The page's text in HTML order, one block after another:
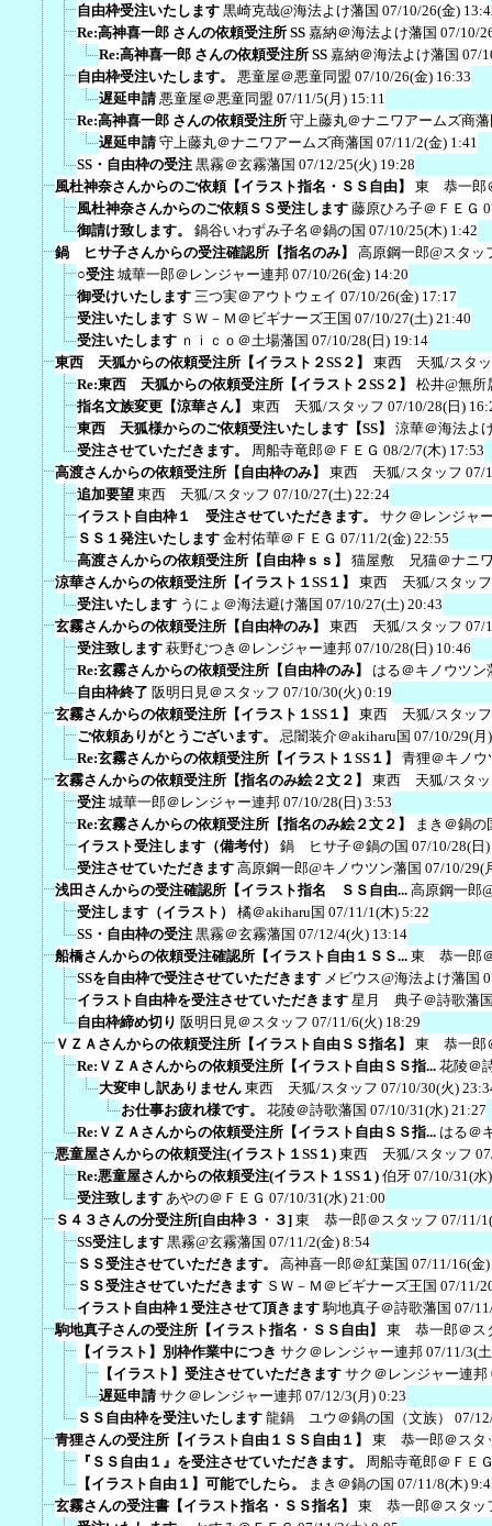
自由枠受注いたします 黒崎克哉@海法よけ藩国 07/10/26(金)
Re:高神喜一郎 さんの依頼受注所 SS 嘉納＠海法よけ藩国 07/10/
Re:高神喜一郎 さんの依頼受注所 SS 嘉納＠海法よけ藩国 07/
自由枠受注いたします。
悪童屋＠悪童同盟 07/10/26(金) 16:33
遅延申請 悪童屋＠悪童同盟 07/11/5(月) 15:11
Re:高神喜一郎 さんの依頼受注所 守上藤丸＠ナニワアームズ商
遅延申請 守上藤丸＠ナニワアームズ商藩国 07/11/2(金) 1:41
SS・自由枠の受注 黒霧＠玄霧藩国 07/12/25(火) 19:28
風杜神奈さんからのご依頼【イラスト指名・ＳＳ自由】
東 恭一郎
風杜神奈さんからのご依頼ＳＳ受注します 藤原ひろ子＠ＦＥＧ
御請け致します。
鍋谷いわずみ子名＠鍋の国 07/10/25(木) 1:42
鍋 ヒサ子さんからの受注確認所【指名のみ】
高原鋼一郎@スタッ
○受注 城華一郎＠レンジャー連邦 07/10/26(金) 14:20
御受けいたします 三つ実＠アウトウェイ 07/10/26(金) 17:17
受注いたします ＳＷ－Ｍ＠ビギナーズ王国 07/10/27(土) 21:40
受注いたします ｎｉｃｏ＠土場藩国 07/10/28(日) 19:14
東西 天狐からの依頼受注所【イラスト２SS２】
東西 天狐/スタ
Re:東西 天狐からの依頼受注所【イラスト２SS２】
松井@無所
指名文族変更【涼華さん】
東西 天狐/スタッフ 07/10/28(日)
東西 天狐様からのご依頼受注いたします【SS】
涼華＠海法よ
受注させていただきます。
周船寺竜郎＠ＦＥＧ 08/2/7(木) 17:53
高渡さんからの依頼受注所【自由枠のみ】
東西 天狐/スタッフ 07/
追加要望 東西 天狐/スタッフ 07/10/27(土) 22:24
イラスト自由枠１ 受注させていただきます。
サク＠レンジャ
ＳＳ１発注いたします 金村佑華＠ＦＥＧ 07/11/2(金) 22:55
高渡さんからの依頼受注所【自由枠ｓｓ】
猫屋敷 兄猫＠ナニ
涼華さんからの依頼受注所【イラスト１SS１】
東西 天狐/スタッフ
受注いたします うにょ＠海法避け藩国 07/10/27(土) 20:43
玄霧さんからの依頼受注所【自由枠のみ】
東西 天狐/スタッフ 07/
受注致します 萩野むつき＠レンジャー連邦 07/10/28(日) 10:46
Re:玄霧さんからの依頼受注所【自由枠のみ】
はる＠キノウツン
自由枠終了 阪明日見＠スタッフ 07/10/30(火) 0:19
玄霧さんからの依頼受注所【イラスト１SS１】
東西 天狐/スタッフ
ご依頼ありがとうございます。
忌闇装介＠akiharu国 07/10/29(月
Re:玄霧さんからの依頼受注所【イラスト１SS１】
青狸＠キノウ
玄霧さんからの依頼受注所【指名のみ絵２文２】
東西 天狐/スタ
受注 城華一郎＠レンジャー連邦 07/10/28(日) 3:53
Re:玄霧さんからの依頼受注所【指名のみ絵２文２】
まき＠鍋の
イラスト受注します（備考付）
鍋 ヒサ子＠鍋の国 07/10/28(日
受注させていただきます 高原鋼一郎@キノウツン藩国 07/10/29(
浅田さんからの受注確認所【イラスト指名 ＳＳ自由... 高原鋼一郎
受注します（イラスト）
橘＠akiharu国 07/11/1(木) 5:22
SS・自由枠の受注 黒霧＠玄霧藩国 07/12/4(火) 13:14
船橋さんからの依頼受注確認所【イラスト自由１ＳＳ... 東 恭一郎
SSを自由枠で受注させていただきます メビウス@海法よけ藩国
イラスト自由枠を受注させていただきます 星月 典子＠詩歌藩
自由枠締め切り 阪明日見＠スタッフ 07/11/6(火) 18:29
ＶＺＡさんからの依頼受注所【イラスト自由ＳＳ指名】
東 恭一郎
Re:ＶＺＡさんからの依頼受注所【イラスト自由ＳＳ指... 花陵＠
大変申し訳ありません 東西 天狐/スタッフ 07/10/30(火)
お仕事お疲れ様です。
花陵＠詩歌藩国 07/10/31(水) 21:27
Re:ＶＺＡさんからの依頼受注所【イラスト自由ＳＳ指... はる＠
悪童屋さんからの依頼受注(イラスト１SS１) 東西 天狐/スタッフ
Re:悪童屋さんからの依頼受注(イラスト１SS１) 伯牙 07/10/31(水
受注致します あやの＠ＦＥＧ 07/10/31(水) 21:00
Ｓ４３さんの分受注所[自由枠３・３] 東 恭一郎＠スタッフ 07/11/
SS受注します 黒霧@玄霧藩国 07/11/2(金) 8:54
ＳＳ受注させていただきます。
高神喜一郎＠紅葉国 07/11/16(金
ＳＳ受注させていただきます ＳＷ－Ｍ＠ビギナーズ王国 07/11/
イラスト自由枠１受注させて頂きます 駒地真子＠詩歌藩国 07/
駒地真子さんの受注所【イラスト指名・ＳＳ自由】
東 恭一郎＠ス
【イラスト】別枠作業中につき サク＠レンジャー連邦 07/11/3(
【イラスト】受注させていただきます サク＠レンジャー連邦
遅延申請 サク＠レンジャー連邦 07/12/3(月) 0:23
ＳＳ自由枠を受注いたします 龍鍋 ユウ＠鍋の国（文族）
07/
青狸さんの受注所【イラスト自由１ＳＳ自由１】
東 恭一郎＠スタ
『ＳＳ自由１』を受注させていただきます。
周船寺竜郎＠ＦＥ
【イラスト自由１】可能でしたら。
まき＠鍋の国 07/11/8(木)
玄霧さんの受注書【イラスト指名・ＳＳ指名】
東 恭一郎＠スタッ